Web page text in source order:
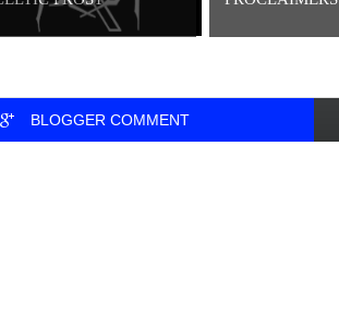
BLOGGER COMMENT